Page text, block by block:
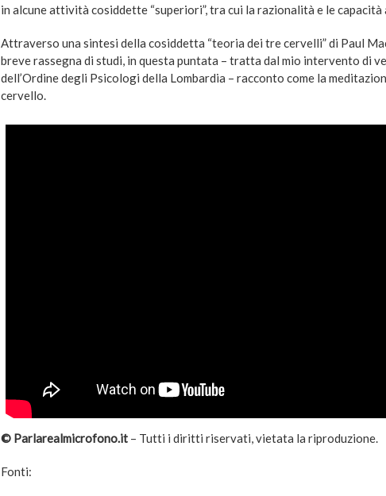
in alcune attività cosiddette “superiori”, tra cui la razionalità e le
Attraverso una sintesi della cosiddetta “teoria dei tre cervelli” di Paul
breve rassegna di studi, in questa puntata – tratta dal mio intervento di
dell’Ordine degli Psicologi della Lombardia – racconto come la
cervello.
© Parlarealmicrofono.it– Tutti i diritti riservati, vietata la riproduzione.
Fonti: